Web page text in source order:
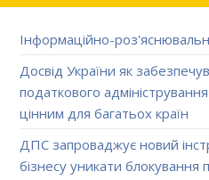
Інформаційно-
Досвід України як
податкового
цінним для багатьох країн
ДПС запроваджує новий
бізнесу уникати блокування